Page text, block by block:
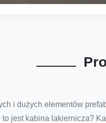
i dużych elementów
to jest kabina lakiernicza?